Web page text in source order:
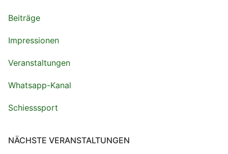
Beiträge
Impressionen
Veranstaltungen
Whatsapp-Kanal
Schiesssport
NÄCHSTE VERANSTALTUNGEN